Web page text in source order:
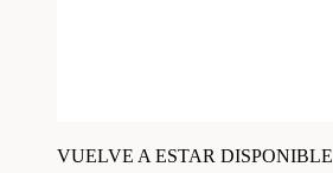
VUELVE A ESTAR DISPONIBLE